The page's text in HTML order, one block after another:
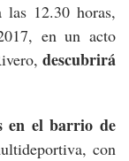
12.30 horas,
en un acto
descubrirá
en el barrio de
con